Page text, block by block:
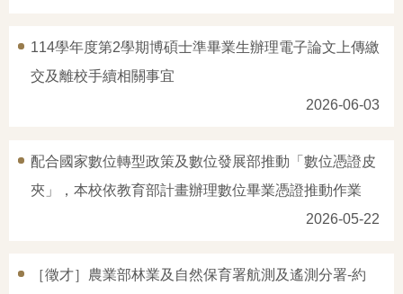
114學年度第2學期博碩士準畢業生辦理電子論文上傳繳
交及離校手續相關事宜
2026-06-03
配合國家數位轉型政策及數位發展部推動「數位憑證皮
夾」，本校依教育部計畫辦理數位畢業憑證推動作業
2026-05-22
［徵才］農業部林業及自然保育署航測及遙測分署-約